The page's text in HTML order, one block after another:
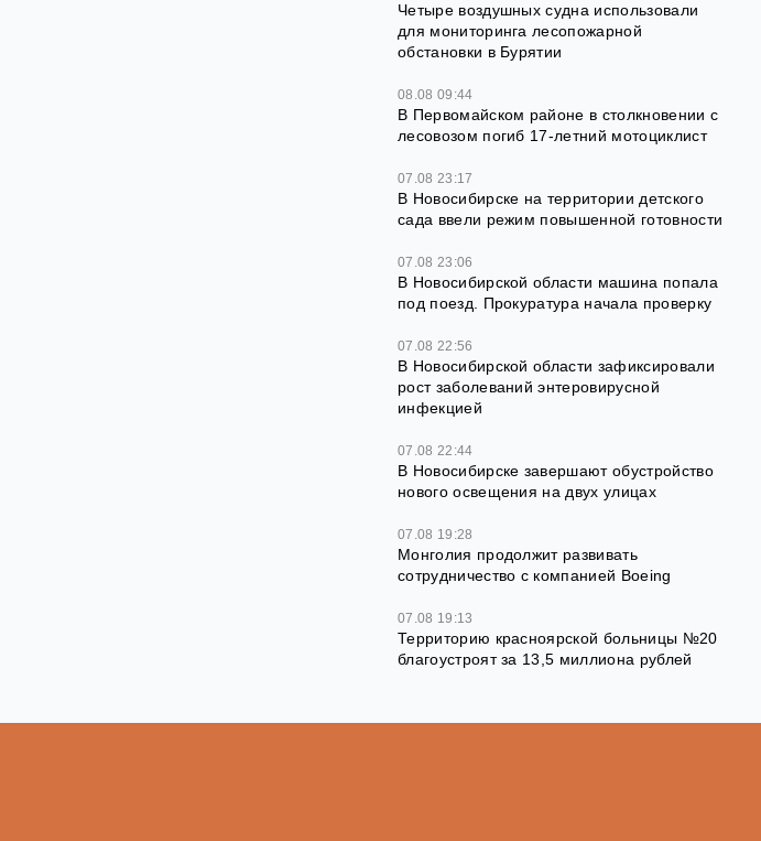
Четыре воздушных судна использовали
для мониторинга лесопожарной
обстановки в Бурятии
08.08 09:44
В Первомайском районе в столкновении с
лесовозом погиб 17-летний мотоциклист
07.08 23:17
В Новосибирске на территории детского
сада ввели режим повышенной готовности
07.08 23:06
В Новосибирской области машина попала
под поезд. Прокуратура начала проверку
07.08 22:56
В Новосибирской области зафиксировали
рост заболеваний энтеровирусной
инфекцией
07.08 22:44
В Новосибирске завершают обустройство
нового освещения на двух улицах
07.08 19:28
Монголия продолжит развивать
сотрудничество с компанией Boeing
07.08 19:13
Территорию красноярской больницы №20
благоустроят за 13,5 миллиона рублей